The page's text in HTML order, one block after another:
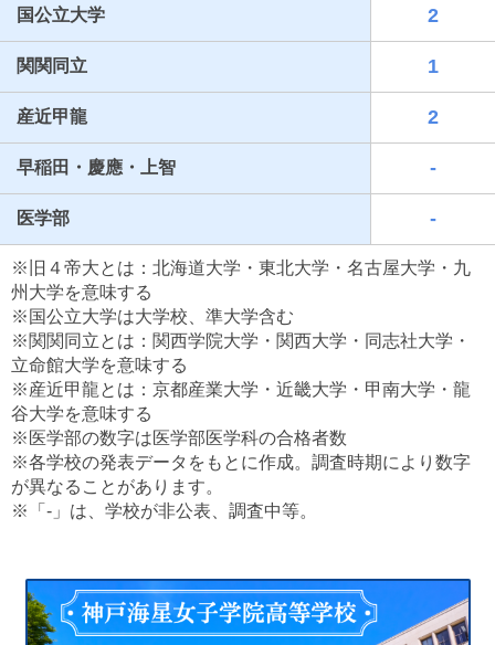
兵庫県立出石高等学校
ブックマークした学校
ブックマークした学校はありません
国公立大学 2
関関同立 1
産近甲龍 2
早稲田・慶應・上智 -
医学部 -
※旧４帝大とは：北海道大学・東北大学・名古屋大学・九
州大学を意味する
※国公立大学は大学校、準大学含む
※関関同立とは：関西学院大学・関西大学・同志社大学・
立命館大学を意味する
※産近甲龍とは：京都産業大学・近畿大学・甲南大学・龍
谷大学を意味する
※医学部の数字は医学部医学科の合格者数
※各学校の発表データをもとに作成。調査時期により数字
が異なることがあります。
※「-」は、学校が非公表、調査中等。